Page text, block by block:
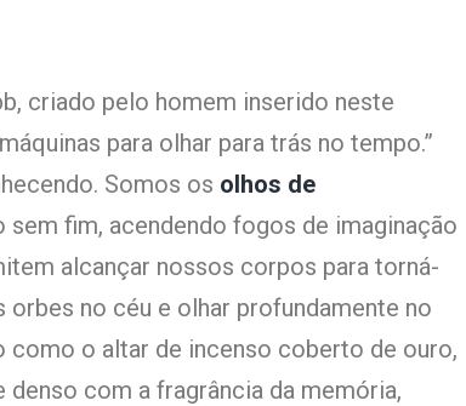
criado pelo homem inserido neste
para olhar para trás no tempo.”
Somos os olhos de
sem fim, acendendo fogos de imaginação
alcançar nossos corpos para torná-
orbes no céu e olhar profundamente no
como o altar de incenso coberto de ouro,
com a fragrância da memória,